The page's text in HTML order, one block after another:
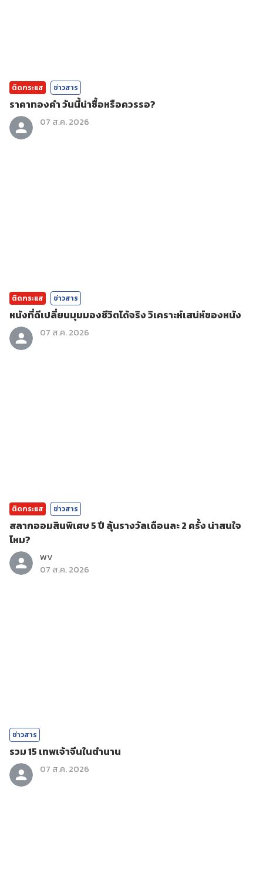
ติดกระแส ข่าวสาร
ราคาทองคํา วันนี้น่าซื้อหรือควรรอ?
07 ส.ค. 2026
ติดกระแส ข่าวสาร
หนังที่ดีเปลี่ยนมุมมองชีวิตได้จริง วิเคราะห์เสน่ห์ของหนัง
07 ส.ค. 2026
ติดกระแส ข่าวสาร
สลากออมสินพิเศษ 5 ปี ลุ้นรางวัลเดือนละ 2 ครั้ง น่าสนใจ
ไหม?
WV
07 ส.ค. 2026
ข่าวสาร
รวม 15 เทพเจ้าจีนในตำนาน
07 ส.ค. 2026